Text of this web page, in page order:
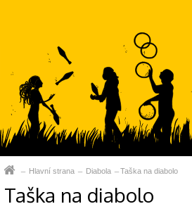
Hlavní strana Diabola Taška na diabolo
Taška na diabolo